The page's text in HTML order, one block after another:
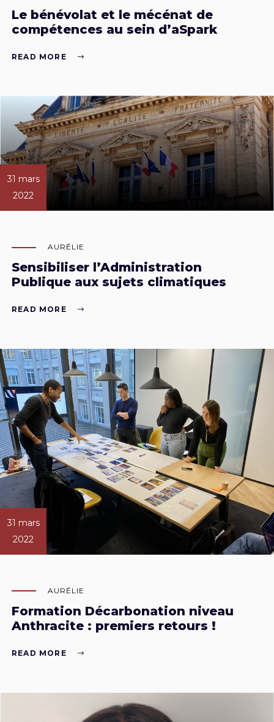
Le bénévolat et le mécénat de
compétences au sein d’aSpark
READ MORE
31 mars
2022
AURÉLIE
Sensibiliser l’Administration
Publique aux sujets climatiques
READ MORE
31 mars
2022
AURÉLIE
Formation Décarbonation niveau
Anthracite : premiers retours !
READ MORE